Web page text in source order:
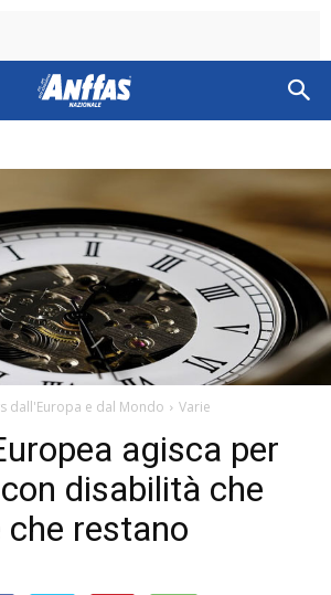
dall'Europa e dal Mondo Varie
agisca per
disabilità che
restano